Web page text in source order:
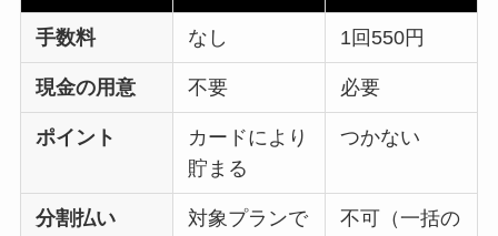
手数料 なし 1回550円
現金の用意 不要 必要
ポイント
カードにより
貯まる
つかない
分割払い
対象プランで
不可（一括の